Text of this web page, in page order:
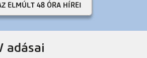
ELMÚLT 48 ÓRA HÍREI
adásai